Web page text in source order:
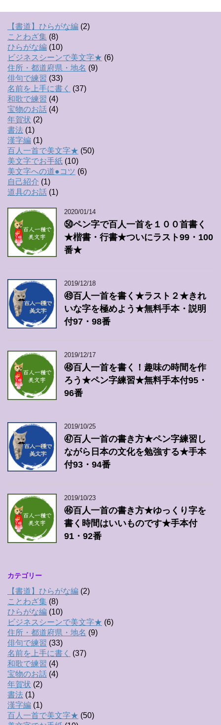
【書道】ひらがな編 (2)
ことわざ集 (8)
ひらがな編 (10)
ビジネスシーンで美文字★ (6)
住所・都道府県・地名 (9)
俳句で練習 (33)
名前を上手に書く
(37)
和歌で練習 (4)
宝物のお話 (4)
年賀状 (2)
書法 (1)
漢字編 (1)
百人一首で美文字★ (50)
美文字でお手紙 (10)
美文字への道●コツ (6)
自己紹介 (1)
道具のお話 (1)
2020/01/14
㊿ペン字で百人一首を１００首書く
★楷書・行書★ついにラスト99・100
番★
2019/12/18
㊾百人一首を書く★ラスト２★きれ
いな字を極めよう★無料手本・説明
付97・98番
2019/12/17
㊽百人一首を書く！趣味の時間を作
ろう★ペン字練習★無料手本付95・
96番
2019/10/25
㊼百人一首の書き方★ペン字練習し
ながら日本の文化を勉強する★手本
付93・94番
2019/10/23
㊻百人一首の書き方★ゆっくり字を
書く時間はいいものです★手本付
91・92番
カテゴリー
【書道】ひらがな編 (2)
ことわざ集 (8)
ひらがな編 (10)
ビジネスシーンで美文字★ (6)
住所・都道府県・地名 (9)
俳句で練習 (33)
名前を上手に書く
(37)
和歌で練習 (4)
宝物のお話 (4)
年賀状 (2)
書法 (1)
漢字編 (1)
百人一首で美文字★ (50)